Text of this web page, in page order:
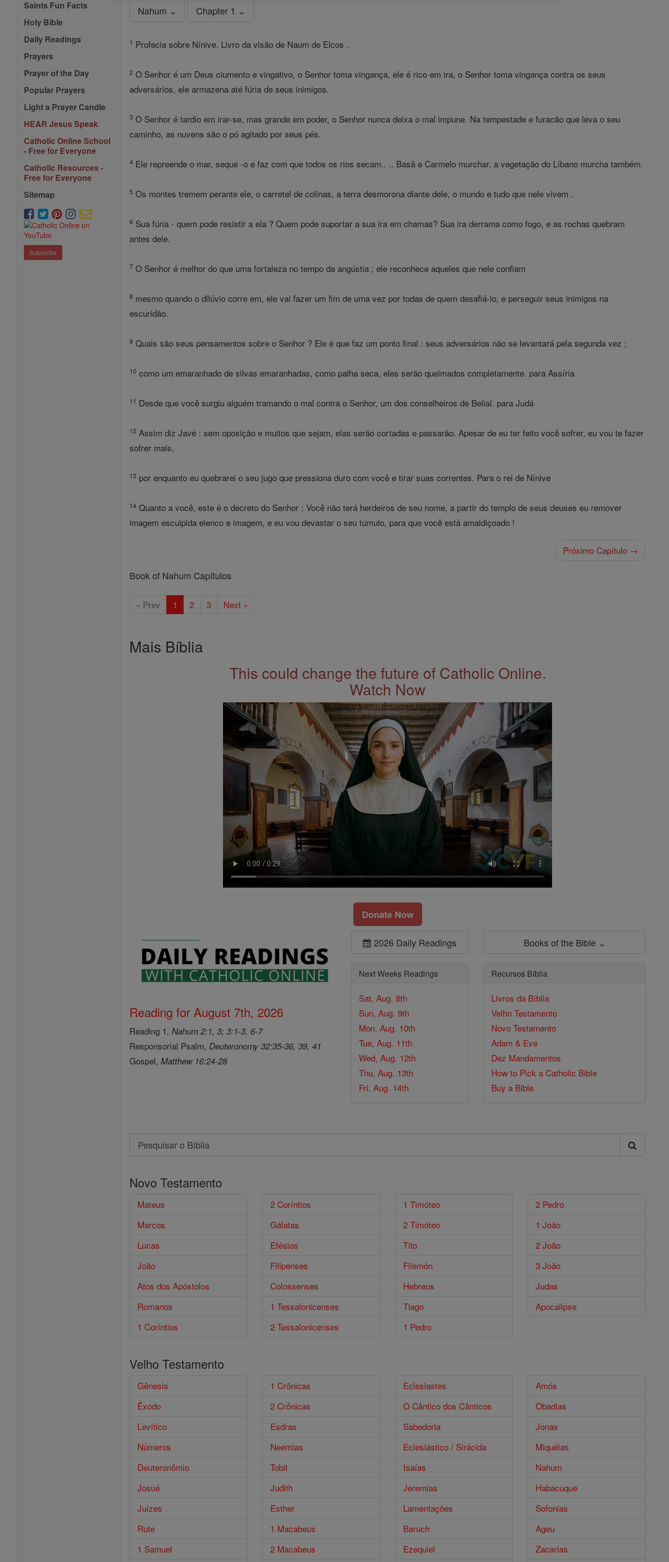
Saints Fun Facts
Holy Bible
Daily Readings
Prayers
Prayer of the Day
Popular Prayers
Light a Prayer Candle
HEAR Jesus Speak
Catholic Online School
- Free for Everyone
Catholic Resources -
Free for Everyone
Sitemap
Subscribe
Nahum ⌄ Chapter 1 ⌄
1 Profecia sobre Nínive. Livro da visão de Naum de Elcos .
2 O Senhor é um Deus ciumento e vingativo, o Senhor toma vingança, ele é rico em ira, o Senhor toma vingança contra os seus
adversários, ele armazena até fúria de seus inimigos.
3 O Senhor é tardio em irar-se, mas grande em poder, o Senhor nunca deixa o mal impune. Na tempestade e furacão que leva o seu
caminho, as nuvens são o pó agitado por seus pés.
4 Ele repreende o mar, seque -o e faz com que todos os rios secam.. .. Basã e Carmelo murchar, a vegetação do Líbano murcha também.
5 Os montes tremem perante ele, o carretel de colinas, a terra desmorona diante dele, o mundo e tudo que nele vivem .
6 Sua fúria - quem pode resistir a ela ? Quem pode suportar a sua ira em chamas? Sua ira derrama como fogo, e as rochas quebram
antes dele.
7 O Senhor é melhor do que uma fortaleza no tempo da angústia ; ele reconhece aqueles que nele confiam
8 mesmo quando o dilúvio corre em, ele vai fazer um fim de uma vez por todas de quem desafiá-lo, e perseguir seus inimigos na
escuridão.
9 Quais são seus pensamentos sobre o Senhor ? Ele é que faz um ponto final : seus adversários não se levantará pela segunda vez ;
10 como um emaranhado de silvas emaranhadas, como palha seca, eles serão queimados completamente. para Assíria
11 Desde que você surgiu alguém tramando o mal contra o Senhor, um dos conselheiros de Belial. para Judá
12 Assim diz Javé : sem oposição e muitos que sejam, elas serão cortadas e passarão. Apesar de eu ter feito você sofrer, eu vou te fazer
sofrer mais,
13 por enquanto eu quebrarei o seu jugo que pressiona duro com você e tirar suas correntes. Para o rei de Nínive
14 Quanto a você, este é o decreto do Senhor : Você não terá herdeiros de seu nome, a partir do templo de seus deuses eu remover
imagem esculpida elenco e imagem, e eu vou devastar o seu túmulo, para que você está amaldiçoado !
Próximo Capítulo →
Book of Nahum Capítulos
« Prev 1 2 3 Next »
Mais Bíblia
This could change the future of Catholic Online.
Watch Now
Donate Now
Reading for August 7th, 2026
Reading 1,Nahum 2:1, 3; 3:1-3, 6-7
Responsorial Psalm, Deuteronomy 32:35-36, 39, 41
Gospel,Matthew 16:24-28
2026 Daily Readings
Next Weeks Readings
Sat, Aug. 8th
Sun, Aug. 9th
Mon, Aug. 10th
Tue, Aug. 11th
Wed, Aug. 12th
Thu, Aug. 13th
Fri, Aug. 14th
Books of the Bible ⌄
Recursos Bíblia
Livros da Bíblia
Velho Testamento
Novo Testamento
Adam & Eve
Dez Mandamentos
How to Pick a Catholic Bible
Buy a Bible
Search
Pesquisar
Bíblia
Novo Testamento
Mateus
Marcos
Lucas
João
Atos dos Apóstolos
Romanos
1 Coríntios
2 Coríntios
Gálatas
Efésios
Filipenses
Colossenses
1 Tessalonicenses
2 Tessalonicenses
1 Timóteo
2 Timóteo
Tito
Filemón
Hebreus
Tiago
1 Pedro
2 Pedro
1 João
2 João
3 João
Judas
Apocalipse
Velho Testamento
Gênesis
Êxodo
Levítico
Números
Deuteronômio
Josué
Juízes
Rute
1 Samuel
1 Crônicas
2 Crônicas
Esdras
Neemias
Tobit
Judith
Esther
1 Macabeus
2 Macabeus
Eclesiastes
O Cântico dos Cânticos
Sabedoria
Eclesiástico / Sirácida
Isaías
Jeremias
Lamentações
Baruch
Ezequiel
Amós
Obadias
Jonas
Miquéias
Nahum
Habacuque
Sofonias
Ageu
Zacarias